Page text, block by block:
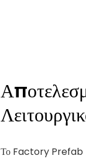
Το Factory Prefab